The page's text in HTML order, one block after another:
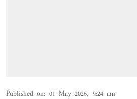
Published on: 01 May 2026, 9:24 am